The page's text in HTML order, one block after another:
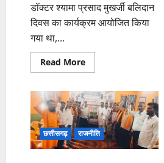
डॉक्टर श्यामा प्रसाद मुखर्जी बलिदान
दिवस का कार्यक्रम आयोजित किया
गया था,...
Read MoreRead
more
भाजपा
कार्यालय
में
मनाया
गया
पंडित
श्यामा
छत्तीसगढ़ राजनीति